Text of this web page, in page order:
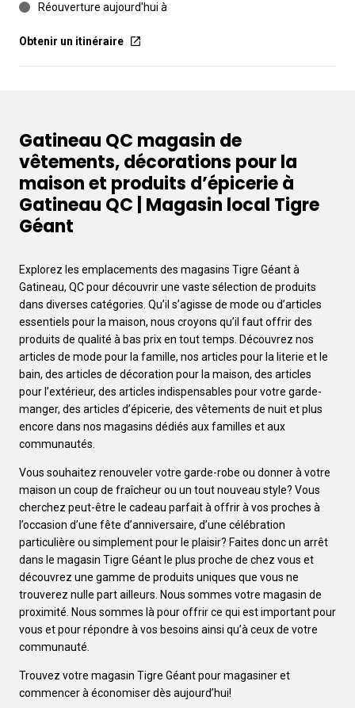
Réouverture aujourd'hui à
Obtenir un itinéraire
Gatineau QC magasin de
vêtements, décorations pour la
maison et produits d’épicerie à
Gatineau QC | Magasin local Tigre
Géant
Explorez les emplacements des magasins Tigre Géant à
Gatineau, QC pour découvrir une vaste sélection de produits
dans diverses catégories. Qu’il s’agisse de mode ou d’articles
essentiels pour la maison, nous croyons qu’il faut offrir des
produits de qualité à bas prix en tout temps. Découvrez nos
articles de mode pour la famille, nos articles pour la literie et le
bain, des articles de décoration pour la maison, des articles
pour l’extérieur, des articles indispensables pour votre garde-
manger, des articles d’épicerie, des vêtements de nuit et plus
encore dans nos magasins dédiés aux familles et aux
communautés.
Vous souhaitez renouveler votre garde-robe ou donner à votre
maison un coup de fraîcheur ou un tout nouveau style? Vous
cherchez peut-être le cadeau parfait à offrir à vos proches à
l’occasion d’une fête d’anniversaire, d’une célébration
particulière ou simplement pour le plaisir? Faites donc un arrêt
dans le magasin Tigre Géant le plus proche de chez vous et
découvrez une gamme de produits uniques que vous ne
trouverez nulle part ailleurs. Nous sommes votre magasin de
proximité. Nous sommes là pour offrir ce qui est important pour
vous et pour répondre à vos besoins ainsi qu’à ceux de votre
communauté.
Trouvez votre magasin Tigre Géant pour magasiner et
commencer à économiser dès aujourd’hui!